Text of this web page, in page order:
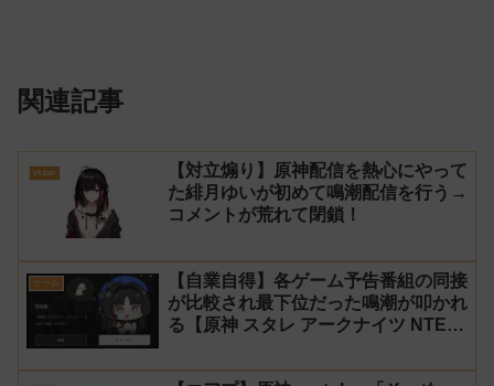
関連記事
vtuber
【対立煽り】原神配信を熱心にやって
た緋月ゆいが初めて鳴潮配信を行う→
コメントが荒れて閉鎖！
ゲーム
【自業自得】各ゲーム予告番組の同接
が比較され最下位だった鳴潮が叩かれ
る【原神 スタレ アークナイツ NTE